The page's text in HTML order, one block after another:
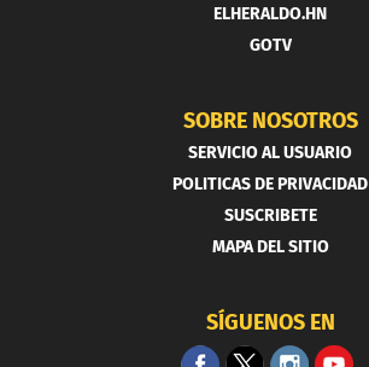
ELHERALDO.HN
GOTV
SOBRE NOSOTROS
SERVICIO AL USUARIO
POLITICAS DE PRIVACIDAD
SUSCRIBETE
MAPA DEL SITIO
SÍGUENOS EN